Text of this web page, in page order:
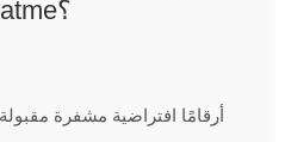
Floatme؟